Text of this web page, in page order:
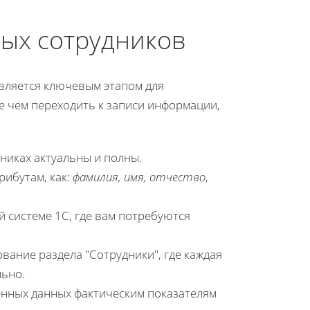
сотрудников
ключевым этапом для
переходить к записи информации,
актуальны и полны.
как: фамилия, имя, отчество,
1С, где вам потребуются
раздела "Сотрудники", где каждая
данных фактическим показателям